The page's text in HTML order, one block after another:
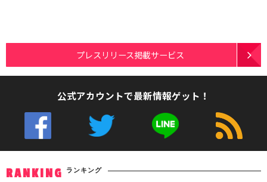
プレスリリース掲載サービス
公式アカウントで最新情報ゲット！
RANKING ランキング